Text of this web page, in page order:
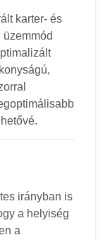
karter- és
irányban is
a helyiség
a